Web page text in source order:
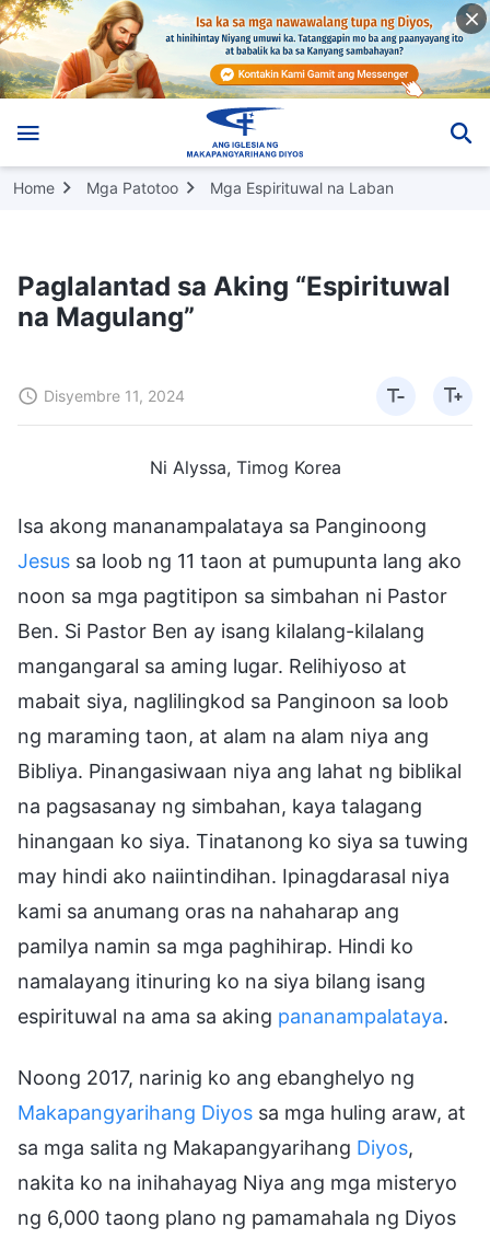
Home Mga Patotoo Mga Espirituwal na Laban
Paglalantad sa Aking “Espirituwal
na Magulang”
Disyembre 11, 2024
Ni Alyssa, Timog Korea
Isa akong mananampalataya sa Panginoong
Jesus sa loob ng 11 taon at pumupunta lang ako
noon sa mga pagtitipon sa simbahan ni Pastor
Ben. Si Pastor Ben ay isang kilalang-kilalang
mangangaral sa aming lugar. Relihiyoso at
mabait siya, naglilingkod sa Panginoon sa loob
ng maraming taon, at alam na alam niya ang
Bibliya. Pinangasiwaan niya ang lahat ng biblikal
na pagsasanay ng simbahan, kaya talagang
hinangaan ko siya. Tinatanong ko siya sa tuwing
may hindi ako naiintindihan. Ipinagdarasal niya
kami sa anumang oras na nahaharap ang
pamilya namin sa mga paghihirap. Hindi ko
namalayang itinuring ko na siya bilang isang
espirituwal na ama sa aking pananampalataya.
Noong 2017, narinig ko ang ebanghelyo ng
Makapangyarihang Diyos sa mga huling araw, at
sa mga salita ng Makapangyarihang Diyos,
nakita ko na inihahayag Niya ang mga misteryo
ng 6,000 taong plano ng pamamahala ng Diyos